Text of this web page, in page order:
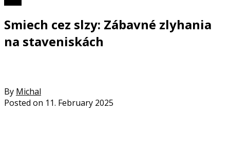
Smiech cez slzy: Zábavné zlyhania
na staveniskách
By Michal
Posted on 11. February 2025